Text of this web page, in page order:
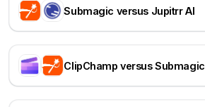
Submagic versus Jupitrr AI
ClipChamp versus Submagic